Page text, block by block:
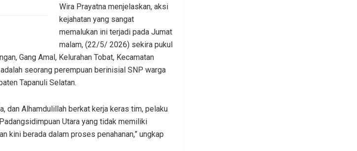
Wira Prayatna menjelaskan, aksi
kejahatan yang sangat
memalukan ini terjadi pada Jumat
malam, (22/5/ 2026) sekira pukul
Gang Amal, Kelurahan Tobat, Kecamatan
seorang perempuan berinisial SNP warga
Tapanuli Selatan.
dan Alhamdulillah berkat kerja keras tim, pelaku
Utara yang tidak memiliki
kini berada dalam proses penahanan,” ungkap